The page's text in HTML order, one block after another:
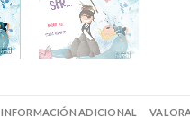
INFORMACIÓN ADICIONAL